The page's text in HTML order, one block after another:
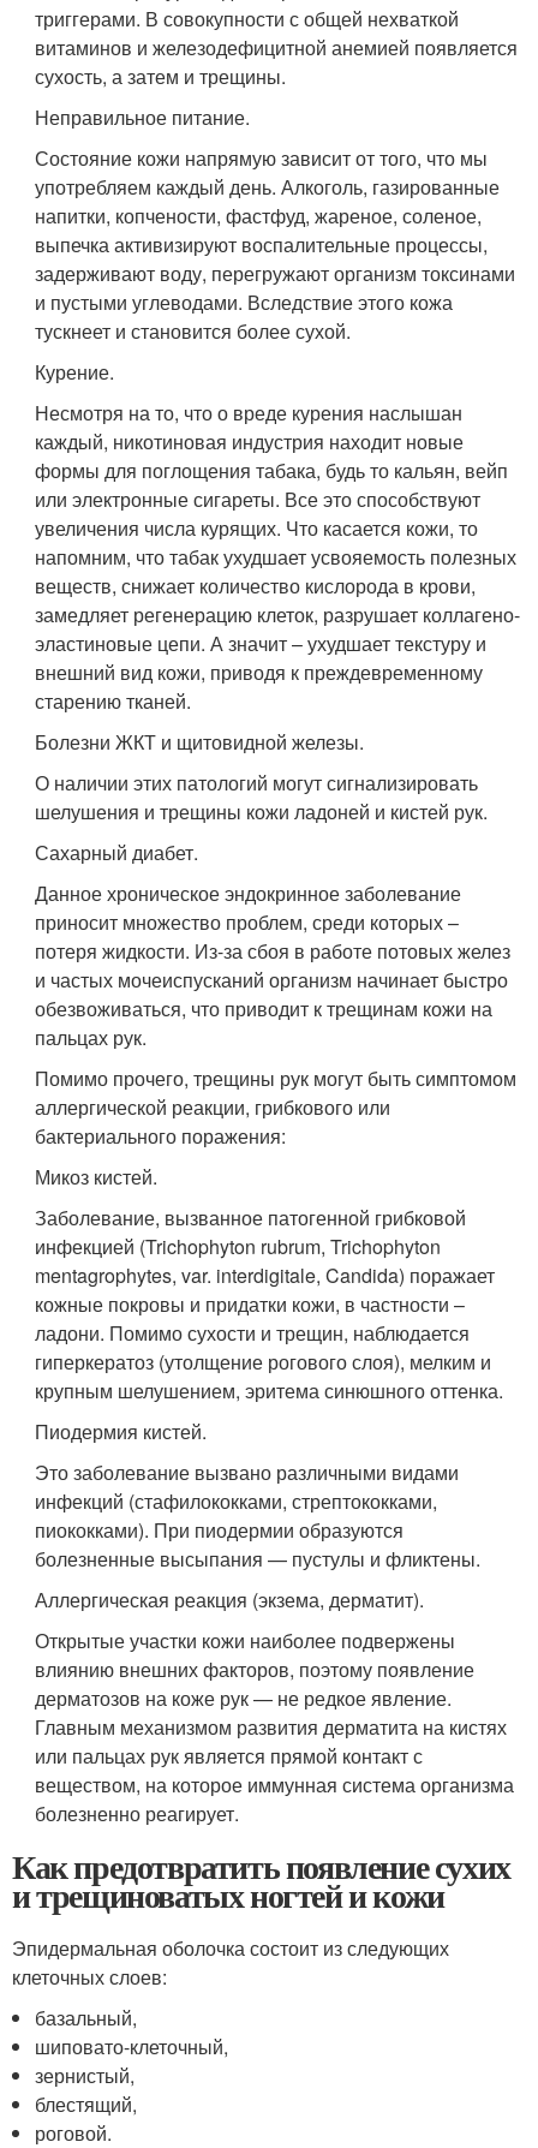
триггерами. В совокупности с общей нехваткой
витаминов и железодефицитной анемией появляется
сухость, а затем и трещины.
Неправильное питание.
Состояние кожи напрямую зависит от того, что мы
употребляем каждый день. Алкоголь, газированные
напитки, копчености, фастфуд, жареное, соленое,
выпечка активизируют воспалительные процессы,
задерживают воду, перегружают организм токсинами
и пустыми углеводами. Вследствие этого кожа
тускнеет и становится более сухой.
Курение.
Несмотря на то, что о вреде курения наслышан
каждый, никотиновая индустрия находит новые
формы для поглощения табака, будь то кальян, вейп
или электронные сигареты. Все это способствуют
увеличения числа курящих. Что касается кожи, то
напомним, что табак ухудшает усвояемость полезных
веществ, снижает количество кислорода в крови,
замедляет регенерацию клеток, разрушает коллагено-
эластиновые цепи. А значит – ухудшает текстуру и
внешний вид кожи, приводя к преждевременному
старению тканей.
Болезни ЖКТ и щитовидной железы.
О наличии этих патологий могут сигнализировать
шелушения и трещины кожи ладоней и кистей рук.
Сахарный диабет.
Данное хроническое эндокринное заболевание
приносит множество проблем, среди которых –
потеря жидкости. Из-за сбоя в работе потовых желез
и частых мочеиспусканий организм начинает быстро
обезвоживаться, что приводит к трещинам кожи на
пальцах рук.
Помимо прочего, трещины рук могут быть симптомом
аллергической реакции, грибкового или
бактериального поражения:
Микоз кистей.
Заболевание, вызванное патогенной грибковой
инфекцией (Trichophyton rubrum, Trichophyton
mentagrophytes, var. interdigitale, Candida) поражает
кожные покровы и придатки кожи, в частности –
ладони. Помимо сухости и трещин, наблюдается
гиперкератоз (утолщение рогового слоя), мелким и
крупным шелушением, эритема синюшного оттенка.
Пиодермия кистей.
Это заболевание вызвано различными видами
инфекций (стафилококками, стрептококками,
пиококками). При пиодермии образуются
болезненные высыпания — пустулы и фликтены.
Аллергическая реакция (экзема, дерматит).
Открытые участки кожи наиболее подвержены
влиянию внешних факторов, поэтому появление
дерматозов на коже рук — не редкое явление.
Главным механизмом развития дерматита на кистях
или пальцах рук является прямой контакт с
веществом, на которое иммунная система организма
болезненно реагирует.
Как предотвратить появление сухих
и трещиноватых ногтей и кожи
Эпидермальная оболочка состоит из следующих
клеточных слоев:
базальный,
шиповато-клеточный,
зернистый,
блестящий,
роговой.